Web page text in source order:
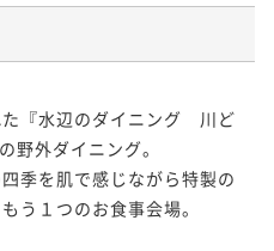
『水辺のダイニング　川ど
野外ダイニング。
季を肌で感じながら特製の
う１つのお食事会場。